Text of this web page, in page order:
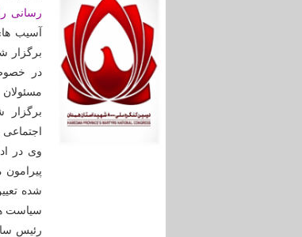
رسانی
آسیب
برگزار
در
وی در
شده
سیاست
رئیس